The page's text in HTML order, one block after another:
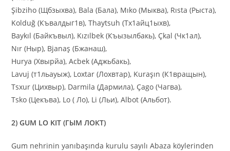
Şibziho (Щбзыхва), Bala (Бала), Mıko (Мыква), Rısta (Рыста),
Kolduğ (Къвалдыг1в), Thaytsuh (Тх1айц1ыхв),
Baykıl (Байкъвыл), Kızılbek (Къызылбакь), Çkal (Чк1ал),
Nır (Ныр), Bjanaş (Бжанаш),
Hurya (Хвырйа), Acbek (Аджьбакь),
Lavuj (т1льауыж), Loxtar (Лохвтар), Kuraşın (К1вращын),
Tsxur (Цихвыр), Darmila (Дармила), Çago (Чагва),
Tsko (Цекъва), Lo ( Ло), Li (Льи), Albot (Альбот).
2) GUM LO KIT (ГЫМ ЛОКТ)
Gum nehrinin yanıbaşında kurulu sayılı Abaza köylerinden